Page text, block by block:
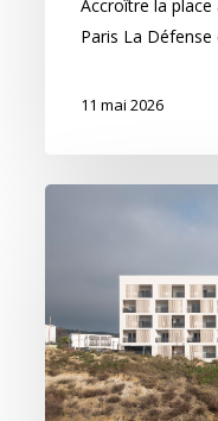
Accroître la
Paris La
11 mai 2026